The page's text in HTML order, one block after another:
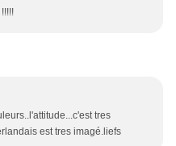
tres
est tres imagé.liefs